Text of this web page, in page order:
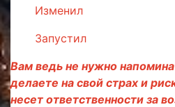
Изменил
Запустил
Вам ведь не нужно
делаете на свой страх и
несет ответственности за